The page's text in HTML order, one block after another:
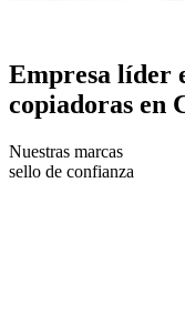
Empresa líder
copiadoras en
Nuestras marcas
sello de confianza